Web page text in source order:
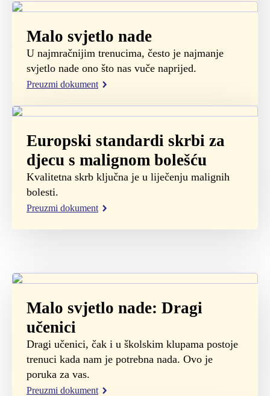
Malo svjetlo nade
U najmračnijim trenucima, često je najmanje
svjetlo nade ono što nas vuče naprijed.
Preuzmi dokument
Europski standardi skrbi za
djecu s malignom bolešću
Kvalitetna skrb ključna je u liječenju malignih
bolesti.
Preuzmi dokument
Malo svjetlo nade: Dragi
učenici
Dragi učenici, čak i u školskim klupama postoje
trenuci kada nam je potrebna nada. Ovo je
poruka za vas.
Preuzmi dokument